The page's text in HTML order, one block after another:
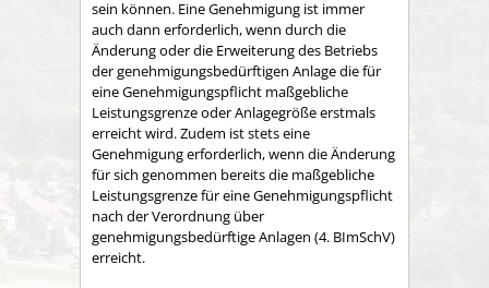
sein können. Eine Genehmigung ist immer
auch dann erforderlich, wenn durch die
Änderung oder die Erweiterung des Betriebs
der genehmigungsbedürftigen Anlage die für
eine Genehmigungspflicht maßgebliche
Leistungsgrenze oder Anlagegröße erstmals
erreicht wird. Zudem ist stets eine
Genehmigung erforderlich, wenn die Änderung
für sich genommen bereits die maßgebliche
Leistungsgrenze für eine Genehmigungspflicht
nach derVerordnung über
genehmigungsbedürftige Anlagen (4. BImSchV)
erreicht.